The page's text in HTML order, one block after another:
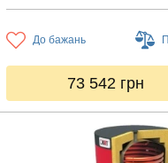
До бажань
73 542 грн